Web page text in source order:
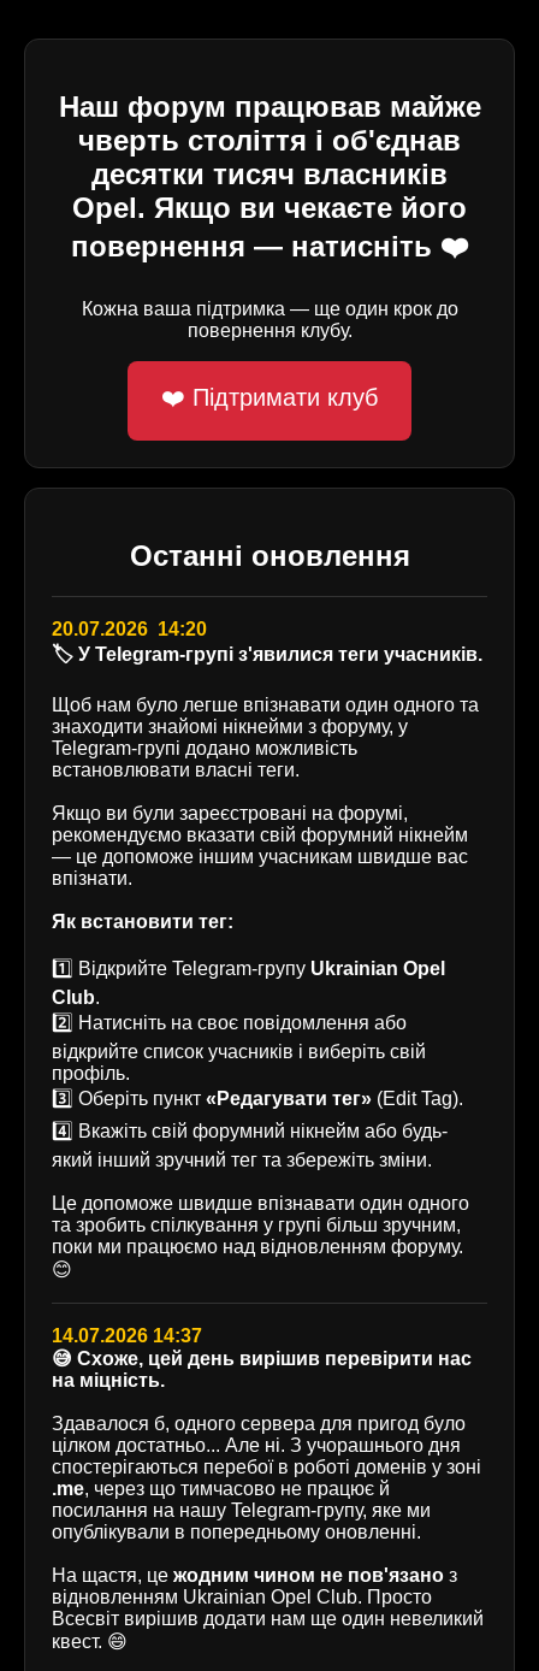
Наш форум працював майже
чверть століття і об'єднав
десятки тисяч власників
Opel. Якщо ви чекаєте його
повернення — натисніть ❤️
Кожна ваша підтримка — ще один крок до
повернення клубу.
❤️ Підтримати клуб
Останні оновлення
20.07.2026 14:20
🏷️ У Telegram-групі з'явилися теги учасників.
Щоб нам було легше впізнавати один одного та
знаходити знайомі нікнейми з форуму, у
Telegram-групі додано можливість
встановлювати власні теги.
Якщо ви були зареєстровані на форумі,
рекомендуємо вказати свій форумний нікнейм
— це допоможе іншим учасникам швидше вас
впізнати.
Як встановити тег:
1️⃣ Відкрийте Telegram-групу Ukrainian Opel
Club.
2️⃣ Натисніть на своє повідомлення або
відкрийте список учасників і виберіть свій
профіль.
3️⃣ Оберіть пункт «Редагувати тег» (Edit Tag).
4️⃣ Вкажіть свій форумний нікнейм або будь-
який інший зручний тег та збережіть зміни.
Це допоможе швидше впізнавати один одного
та зробить спілкування у групі більш зручним,
поки ми працюємо над відновленням форуму.
😊
14.07.2026 14:37
😅 Схоже, цей день вирішив перевірити нас
на міцність.
Здавалося б, одного сервера для пригод було
цілком достатньо... Але ні. З учорашнього дня
спостерігаються перебої в роботі доменів у зоні
.me, через що тимчасово не працює й
посилання на нашу Telegram-групу, яке ми
опублікували в попередньому оновленні.
На щастя, це жодним чином не пов'язано з
відновленням Ukrainian Opel Club. Просто
Всесвіт вирішив додати нам ще один невеликий
квест. 😄